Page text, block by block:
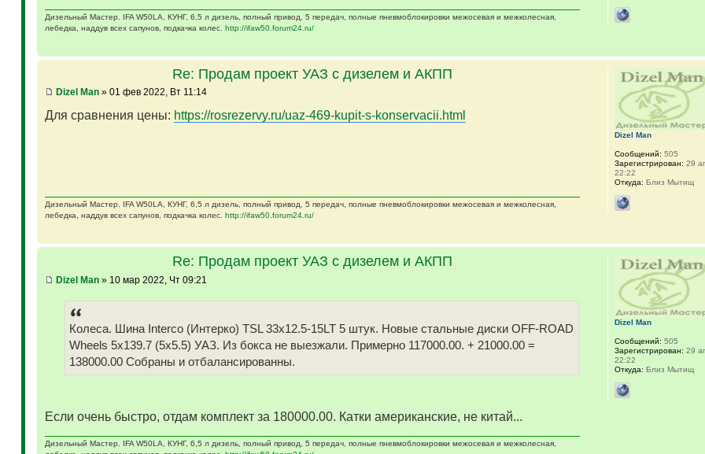
Дизельный Мастер. IFA W50LA, КУНГ, 6,5 л дизель, полный привод, 5 передач, полные пневмоблокировки межосевая и межколесная,
лебедка, наддув всех сапунов, подкачка колес. http://ifaw50.forum24.ru/
Re: Продам проект УАЗ с дизелем и АКПП
Dizel Man» 01 фев 2022, Вт 11:14
Для сравнения цены: https://rosrezervy.ru/uaz-469-kupit-s-konservacii.html
Дизельный Мастер. IFA W50LA, КУНГ, 6,5 л дизель, полный привод, 5 передач, полные пневмоблокировки межосевая и межколесная,
лебедка, наддув всех сапунов, подкачка колес. http://ifaw50.forum24.ru/
Dizel Man
Сообщений: 505
Зарегистрирован: 29
22:22
Откуда: Близ Мытищ
Re: Продам проект УАЗ с дизелем и АКПП
Dizel Man» 10 мар 2022, Чт 09:21
Колеса. Шина Interco (Интерко) TSL 33x12.5-15LT 5 штук. Новые стальные диски OFF-ROAD
Wheels 5x139.7 (5x5.5) УАЗ. Из бокса не выезжали. Примерно 117000.00. + 21000.00 =
138000.00 Собраны и отбалансированны.
Если очень быстро, отдам комплект за 180000.00. Катки американские, не китай...
Дизельный Мастер. IFA W50LA, КУНГ, 6,5 л дизель, полный привод, 5 передач, полные пневмоблокировки межосевая и межколесная,
Dizel Man
Сообщений: 505
Зарегистрирован: 29
22:22
Откуда: Близ Мытищ